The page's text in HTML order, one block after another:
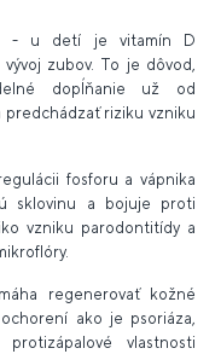
- u detí je vitamín D
zubov. To je dôvod,
dopĺňanie už od
predchádzať riziku vzniku
fosforu a vápnika
sklovinu a bojuje proti
vzniku parodontitídy a
regenerovať kožné
ako je psoriáza,
vlastnosti